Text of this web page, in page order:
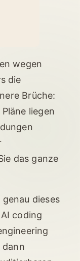
wegen
die
Brüche:
liegen
das ganze
dieses
coding